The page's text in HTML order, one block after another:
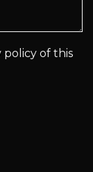
policy of this